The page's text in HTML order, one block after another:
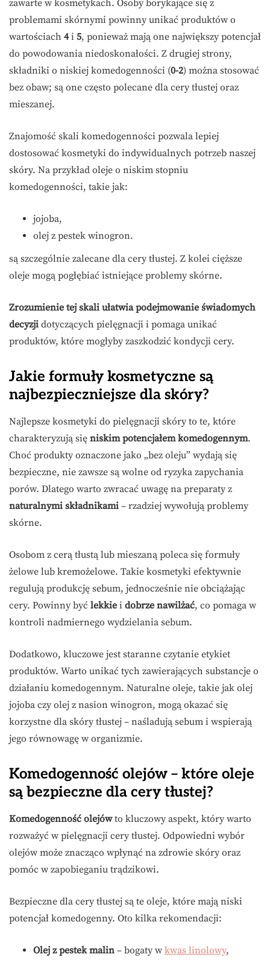
zawarte w kosmetykach. Osoby borykające się z
problemami skórnymi powinny unikać produktów o
wartościach 4i 5, ponieważ mają one największy potencjał
do powodowania niedoskonałości. Z drugiej strony,
składniki o niskiej komedogenności (0-2) można stosować
bez obaw; są one często polecane dla cery tłustej oraz
mieszanej.
Znajomość skali komedogenności pozwala lepiej
dostosować kosmetyki do indywidualnych potrzeb naszej
skóry. Na przykład oleje o niskim stopniu
komedogenności, takie jak:
jojoba,
olej z pestek winogron.
są szczególnie zalecane dla cery tłustej. Z kolei cięższe
oleje mogą pogłębiać istniejące problemy skórne.
Zrozumienie tej skali ułatwia podejmowanie świadomych
decyzji dotyczących pielęgnacji i pomaga unikać
produktów, które mogłyby zaszkodzić kondycji cery.
Jakie formuły kosmetyczne są
najbezpieczniejsze dla skóry?
Najlepsze kosmetyki do pielęgnacji skóry to te, które
charakteryzują się niskim potencjałem komedogennym.
Choć produkty oznaczone jako „bez oleju” wydają się
bezpieczne, nie zawsze są wolne od ryzyka zapychania
porów. Dlatego warto zwracać uwagę na preparaty z
naturalnymi składnikami – rzadziej wywołują problemy
skórne.
Osobom z cerą tłustą lub mieszaną poleca się formuły
żelowe lub kremożelowe. Takie kosmetyki efektywnie
regulują produkcję sebum, jednocześnie nie obciążając
cery. Powinny być lekkie i dobrze nawilżać, co pomaga w
kontroli nadmiernego wydzielania sebum.
Dodatkowo, kluczowe jest staranne czytanie etykiet
produktów. Warto unikać tych zawierających substancje o
działaniu komedogennym. Naturalne oleje, takie jak olej
jojoba czy olej z nasion winogron, mogą okazać się
korzystne dla skóry tłustej – naśladują sebum i wspierają
jego równowagę w organizmie.
Komedogenność olejów – które oleje
są bezpieczne dla cery tłustej?
Komedogenność olejówto kluczowy aspekt, który warto
rozważyć w pielęgnacji cery tłustej. Odpowiedni wybór
olejów może znacząco wpłynąć na zdrowie skóry oraz
pomóc w zapobieganiu trądzikowi.
Bezpieczne dla cery tłustej są te oleje, które mają niski
potencjał komedogenny. Oto kilka rekomendacji:
Olej z pestek malin – bogaty w kwas linolowy,